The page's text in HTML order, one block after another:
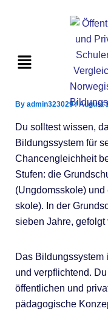
Menu
By admin323029/August
Du solltest wissen,
Bildungssystem für
Chancengleichheit
Stufen: die
(Ungdomsskole)
skole). In der
sieben Jahre, gefolgt
Das Bildungssystem
und verpflichtend.
öffentlichen und
pädagogische